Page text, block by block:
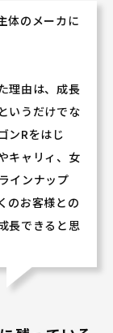
体のメーカに
理由は、成長
いうだけでな
ンRをはじ
キャリィ、女
インナップ
のお客様との
長できると思